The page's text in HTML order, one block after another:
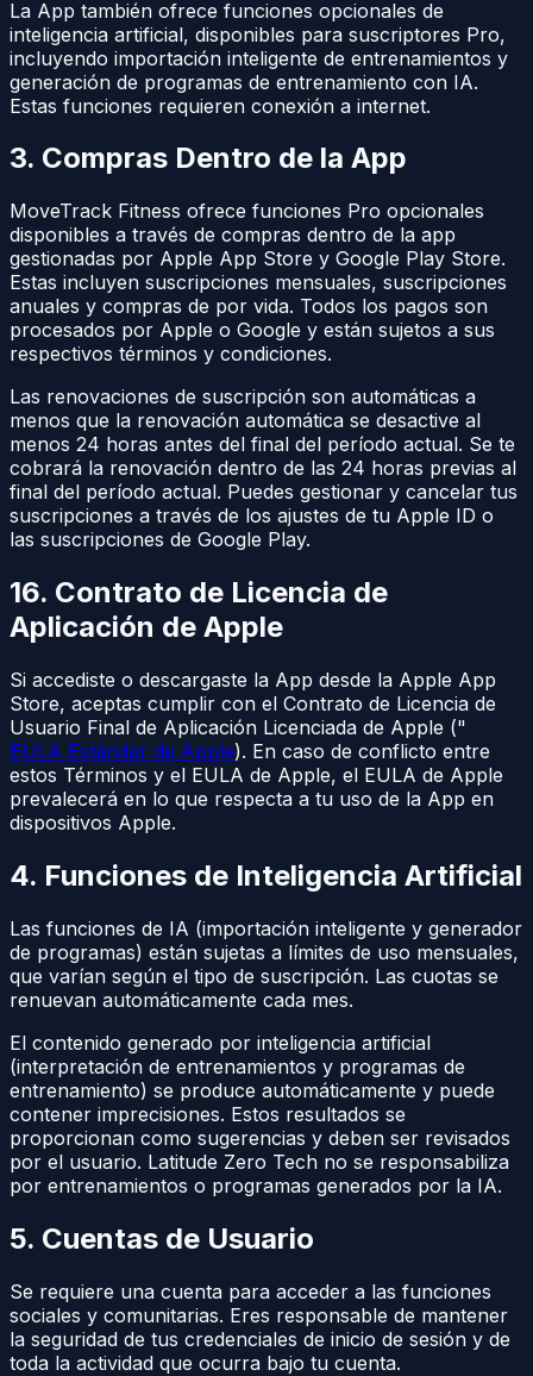
La App también ofrece funciones opcionales de
inteligencia artificial, disponibles para suscriptores Pro,
incluyendo importación inteligente de entrenamientos y
generación de programas de entrenamiento con IA.
Estas funciones requieren conexión a internet.
3. Compras Dentro de la App
MoveTrack Fitness ofrece funciones Pro opcionales
disponibles a través de compras dentro de la app
gestionadas por Apple App Store y Google Play Store.
Estas incluyen suscripciones mensuales, suscripciones
anuales y compras de por vida. Todos los pagos son
procesados por Apple o Google y están sujetos a sus
respectivos términos y condiciones.
Las renovaciones de suscripción son automáticas a
menos que la renovación automática se desactive al
menos 24 horas antes del final del período actual. Se te
cobrará la renovación dentro de las 24 horas previas al
final del período actual. Puedes gestionar y cancelar tus
suscripciones a través de los ajustes de tu Apple ID o
las suscripciones de Google Play.
16. Contrato de Licencia de
Aplicación de Apple
Si accediste o descargaste la App desde la Apple App
Store, aceptas cumplir con el Contrato de Licencia de
Usuario Final de Aplicación Licenciada de Apple ("
EULA Estándar de Apple). En caso de conflicto entre
estos Términos y el EULA de Apple, el EULA de Apple
prevalecerá en lo que respecta a tu uso de la App en
dispositivos Apple.
4. Funciones de Inteligencia Artificial
Las funciones de IA (importación inteligente y generador
de programas) están sujetas a límites de uso mensuales,
que varían según el tipo de suscripción. Las cuotas se
renuevan automáticamente cada mes.
El contenido generado por inteligencia artificial
(interpretación de entrenamientos y programas de
entrenamiento) se produce automáticamente y puede
contener imprecisiones. Estos resultados se
proporcionan como sugerencias y deben ser revisados
por el usuario. Latitude Zero Tech no se responsabiliza
por entrenamientos o programas generados por la IA.
5. Cuentas de Usuario
Se requiere una cuenta para acceder a las funciones
sociales y comunitarias. Eres responsable de mantener
la seguridad de tus credenciales de inicio de sesión y de
toda la actividad que ocurra bajo tu cuenta.